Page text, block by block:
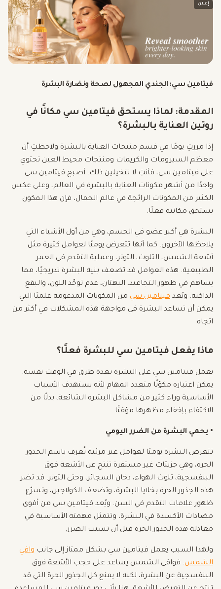
إعلان
فيتامين سي: الجندي المجهول لصحة ونضارة البشرة
المقدمة: لماذا يستحق فيتامين سي مكانًا في
روتين العناية بالبشرة؟
إذا مررتِ يومًا في قسم منتجات العناية بالبشرة ولاحظتِ أن
معظم السيرومات والكريمات ومنتجات محيط العين تحتوي
على فيتامين سي، فأنتِ لا تتخيلين ذلك. أصبح فيتامين سي
واحدًا من أشهر مكونات العناية بالبشرة في العالم، وعلى عكس
الكثير من المكونات الرائجة في عالم الجمال، فإن هذا المكون
يستحق مكانته فعلًا.
البشرة هي أكبر عضو في الجسم، وهي من أول الأشياء التي
يلاحظها الآخرون. كما أنها تتعرض يوميًا لعوامل كثيرة مثل
أشعة الشمس، التلوث، التوتر، وعملية التقدم في العمر
الطبيعية. هذه العوامل قد تضعف بنية البشرة تدريجيًا، مما
يساهم في ظهور التجاعيد، البهتان، عدم توحّد اللون، والبقع
الداكنة. ويُعد فيتامين سي من المكونات المدعومة علميًا التي
يمكن أن تساعد البشرة في مواجهة هذه المشكلات في أكثر من
اتجاه.
ماذا يفعل فيتامين سي للبشرة فعلًا؟
يعمل فيتامين سي على البشرة بعدة طرق في الوقت نفسه.
يمكن اعتباره مكوّنًا متعدد المهام لأنه يستهدف الأسباب
الأساسية وراء كثير من مشاكل البشرة الشائعة، بدلًا من
الاكتفاء بإخفاء مظهرها مؤقتًا.
• يحمي البشرة من الضرر اليومي
تتعرض البشرة يوميًا لعوامل غير مرئية تُعرف باسم الجذور
الحرة، وهي جزيئات غير مستقرة تنتج عن الأشعة فوق
البنفسجية، تلوث الهواء، دخان السجائر، وحتى التوتر. قد تضر
هذه الجذور الحرة بخلايا البشرة، وتضعف الكولاجين، وتسرّع
ظهور علامات التقدم في السن. ويُعد فيتامين سي من أقوى
مضادات الأكسدة في البشرة، وتتمثل مهمته الأساسية في
معادلة هذه الجذور الحرة قبل أن تسبب الضرر.
ولهذا السبب يعمل فيتامين سي بشكل ممتاز إلى جانب واقي
الشمس. فواقي الشمس يساعد على حجب الأشعة فوق
البنفسجية عن البشرة، لكنه لا يمنع كل الجذور الحرة التي قد